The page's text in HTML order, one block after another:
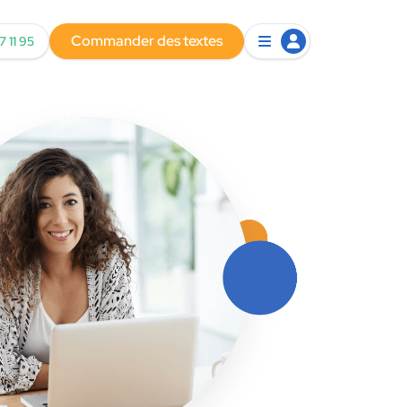
11 95 Commander des textes